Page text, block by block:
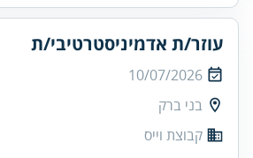
עוזר/ת אדמיניסטרטיבי/ת
10/07/2026
בני ברק
קבוצת וייס